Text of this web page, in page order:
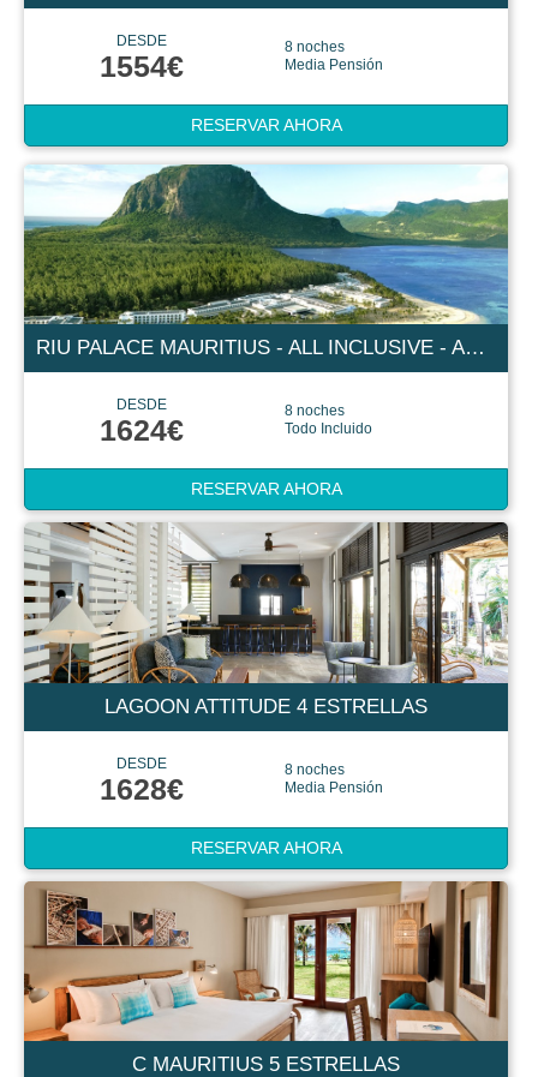
DESDE
1554€
8 noches
Media Pensión
RESERVAR AHORA
RIU PALACE MAURITIUS - ALL INCLUSIVE - ADULTS ONLY 4 ESTRELLAS
DESDE
1624€
8 noches
Todo Incluido
RESERVAR AHORA
LAGOON ATTITUDE 4 ESTRELLAS
DESDE
1628€
8 noches
Media Pensión
RESERVAR AHORA
C MAURITIUS 5 ESTRELLAS